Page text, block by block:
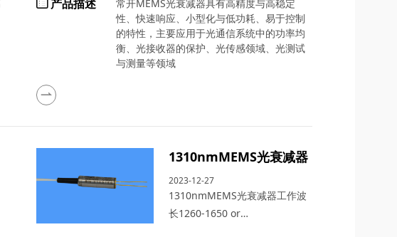
≥30dB
产品描述
常开MEMS光衰减器具有高精度与高稳定
性、快速响应、小型化与低功耗、易于控制
的特性，主要应用于光通信系统中的功率均
衡、光接收器的保护、光传感领域、光测试
与测量等领域
1310nmMEMS光衰减器
2023-12-27
1310nmMEMS光衰减器工作波
长1260-1650 or